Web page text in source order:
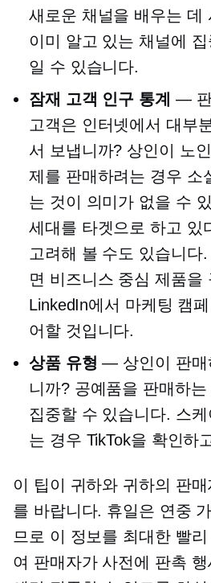
새로운 채널을 배우는 데
이미 알고 있는 채널에
일 수 있습니다.
잠재 고객 인구 통계
— 판
고객은 인터넷에서 대부
서 보냅니까? 상인이 노
제를 판매하려는 경우 소
는 것이 의미가 없을 수
세대를 타겟으로 하고 있
고려해 볼 수도 있습니다
면 비즈니스 중심 제품을
LinkedIn에서 마케팅 캠
어할 것입니다.
상품 유형 — 상인이 판매
니까? 공예품을 판매하는
집중할 수 있습니다. 스
는 경우 TikTok을 확인하
이 팁이 귀하와 귀하의 판매
를 바랍니다. 휴일은 연중
므로 이 정보를 최대한 빨
여 판매자가 사전에 판촉